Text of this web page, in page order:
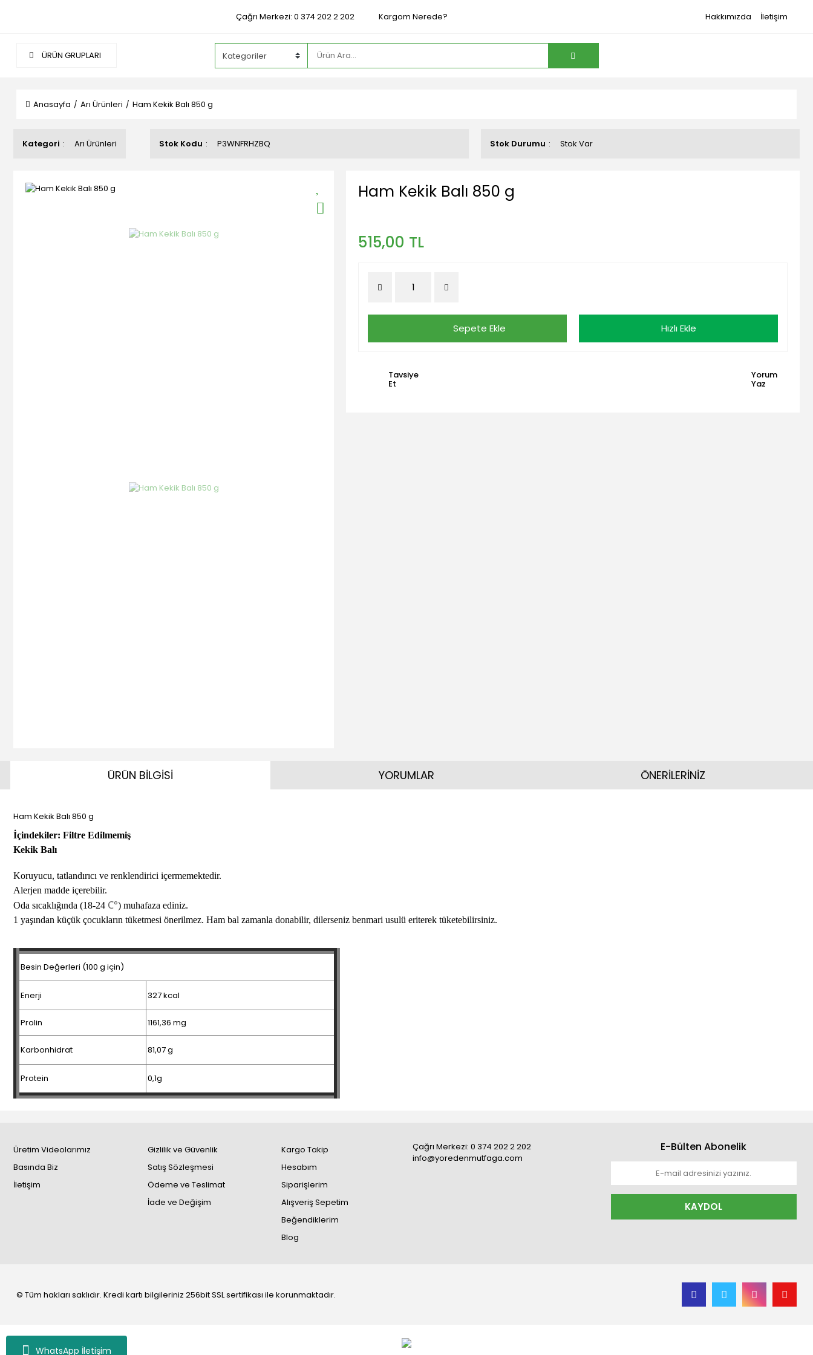
WhatsApp İletişim
Çağrı Merkezi: 0 374 202 2 202 Kargom Nerede? Hakkımızda İletişim
ÜRÜN GRUPLARI
Anasayfa Arı Ürünleri Ham Kekik Balı 850 g
Kategori Arı Ürünleri Stok Kodu P3WNFRHZBQ Stok Durumu Stok Var
Ham Kekik Balı 850 g
515,00 TL
Sepete Ekle Hızlı Ekle
Tavsiye
Et
Yorum
Yaz
ÜRÜN BİLGİSİ
Ham Kekik Balı 850 g
İçindekiler: Filtre Edilmemiş
Kekik Balı
Koruyucu, tatlandırıcı ve renklendirici içermemektedir.
Alerjen madde içerebilir.
Oda sıcaklığında (18-24 C°) muhafaza ediniz.
1 yaşından küçük çocukların tüketmesi önerilmez. Ham bal zamanla donabilir, dilerseniz benmari usulü eriterek tüketebilirsiniz.
Besin Değerleri (100 g için)
Enerji 327 kcal
Prolin 1161,36 mg
Karbonhidrat 81,07 g
Protein 0,1g
YORUMLAR ÖNERİLERİNİZ
Üretim Videolarımız
Basında Biz
İletişim
Gizlilik ve Güvenlik
Satış Sözleşmesi
Ödeme ve Teslimat
İade ve Değişim
Kargo Takip
Hesabım
Siparişlerim
Alışveriş Sepetim
Beğendiklerim
Blog
Çağrı Merkezi: 0 374 202 2 202
info@yoredenmutfaga.com
E-Bülten Abonelik
KAYDOL
© Tüm hakları saklıdır. Kredi kartı bilgileriniz 256bit SSL sertifikası ile korunmaktadır.